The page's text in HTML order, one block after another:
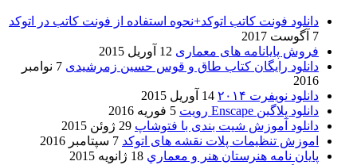
دانلود فونت کاتب اتوکد+نحوه استفاده از فونت کاتب در اتوکد
7 آگوست 2017
فروش پایانامه های معماری 12 آوریل 2015
دانلود رایگان کتاب طاق و قوس حسین زمرشیدی
7 نوامبر
2016
دانلود نویفرت ۲۰۱۴
14 آوریل 2015
دانلود پلاگین Enscape رویت
5 فوریه 2016
دانلود آموزش شیت بندی با فتوشاپ 29 ژوئن 2015
اموزش تنظیمات پلات نقشه های اتوکد 7 سپتامبر 2016
پایان نامه هنرستان هنر و معماري 18 ژانویه 2015